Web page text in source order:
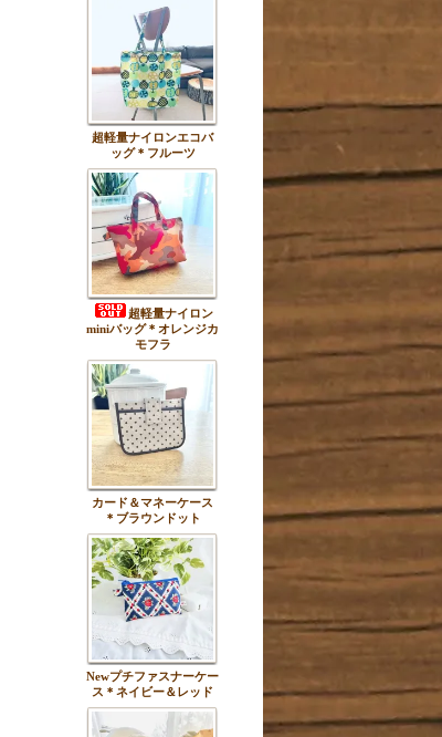
超軽量ナイロンエコバ
ッグ＊フルーツ
超軽量ナイロン
miniバッグ＊オレンジカ
モフラ
カード＆マネーケース
＊ブラウンドット
Newプチファスナーケー
ス＊ネイビー＆レッド